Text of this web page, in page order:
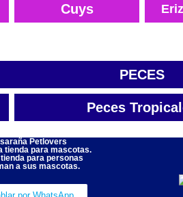
Cuys
PECES
Peces
Petlovers
tienda para mascotas.
para personas
a sus mascotas.
por WhatsApp